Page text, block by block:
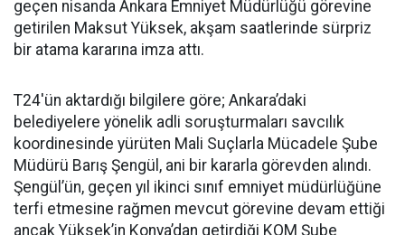
geçen nisanda Ankara Emniyet Müdürlüğü görevine
getirilen Maksut Yüksek, akşam saatlerinde sürpriz
bir atama kararına imza attı.
T24'ün aktardığı bilgilere göre; Ankara’daki
belediyelere yönelik adli soruşturmaları savcılık
koordinesinde yürüten Mali Suçlarla Mücadele Şube
Müdürü Barış Şengül, ani bir kararla görevden alındı.
Şengül’ün, geçen yıl ikinci sınıf emniyet müdürlüğüne
terfi etmesine rağmen mevcut görevine devam ettiği
ancak Yüksek’in Konya’dan getirdiği KOM Şube